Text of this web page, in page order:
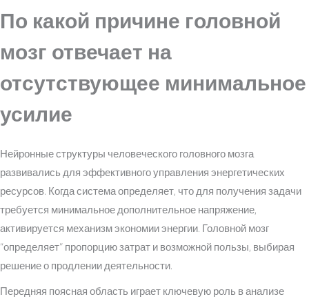
По какой причине головной
мозг отвечает на
отсутствующее минимальное
усилие
Нейронные структуры человеческого головного мозга
развивались для эффективного управления энергетических
ресурсов. Когда система определяет, что для получения задачи
требуется минимальное дополнительное напряжение,
активируется механизм экономии энергии. Головной мозг
“определяет” пропорцию затрат и возможной пользы, выбирая
решение о продлении деятельности.
Передняя поясная область играет ключевую роль в анализе